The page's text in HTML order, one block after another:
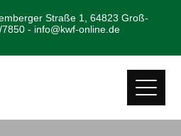
Straße 1, 64823 Groß-
- info@kwf-online.de